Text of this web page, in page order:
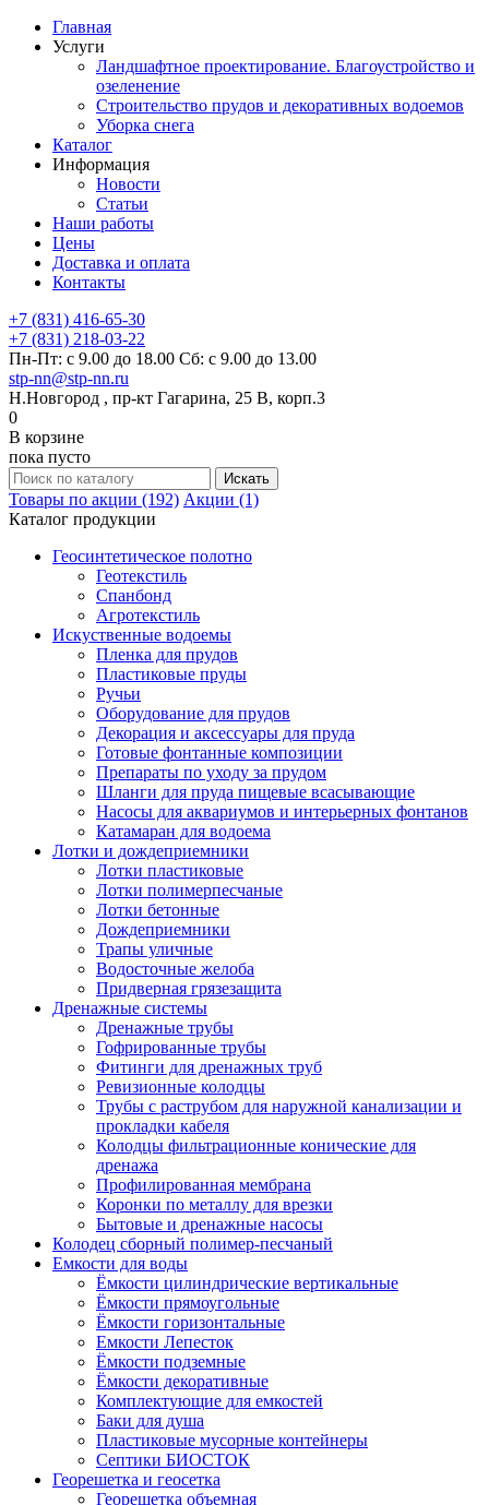
Главная
Услуги
Ландшафтное проектирование. Благоустройство и
озеленение
Строительство прудов и декоративных водоемов
Уборка снега
Каталог
Информация
Новости
Статьи
Наши работы
Цены
Доставка и оплата
Контакты
+7 (831) 416-65-30
+7 (831) 218-03-22
Пн-Пт: с 9.00 до 18.00 Сб: с 9.00 до 13.00
stp-nn@stp-nn.ru
Н.Новгород , пр-кт Гагарина, 25 В, корп.3
0
В корзине
пока пусто
Товары по акции (192) Акции (1)
Каталог продукции
Геосинтетическое полотно
Геотекстиль
Спанбонд
Агротекстиль
Искуственные водоемы
Пленка для прудов
Пластиковые пруды
Ручьи
Оборудование для прудов
Декорация и аксессуары для пруда
Готовые фонтанные композиции
Препараты по уходу за прудом
Шланги для пруда пищевые всасывающие
Насосы для аквариумов и интерьерных фонтанов
Катамаран для водоема
Лотки и дождеприемники
Лотки пластиковые
Лотки полимерпесчаные
Лотки бетонные
Дождеприемники
Трапы уличные
Водосточные желоба
Придверная грязезащита
Дренажные системы
Дренажные трубы
Гофрированные трубы
Фитинги для дренажных труб
Ревизионные колодцы
Трубы с раструбом для наружной канализации и
прокладки кабеля
Колодцы фильтрационные конические для
дренажа
Профилированная мембрана
Коронки по металлу для врезки
Бытовые и дренажные насосы
Колодец сборный полимер-песчаный
Емкости для воды
Ёмкости цилиндрические вертикальные
Ёмкости прямоугольные
Ёмкости горизонтальные
Емкости Лепесток
Ёмкости подземные
Ёмкости декоративные
Комплектующие для емкостей
Баки для душа
Пластиковые мусорные контейнеры
Септики БИОСТОК
Георешетка и геосетка
Георешетка объемная